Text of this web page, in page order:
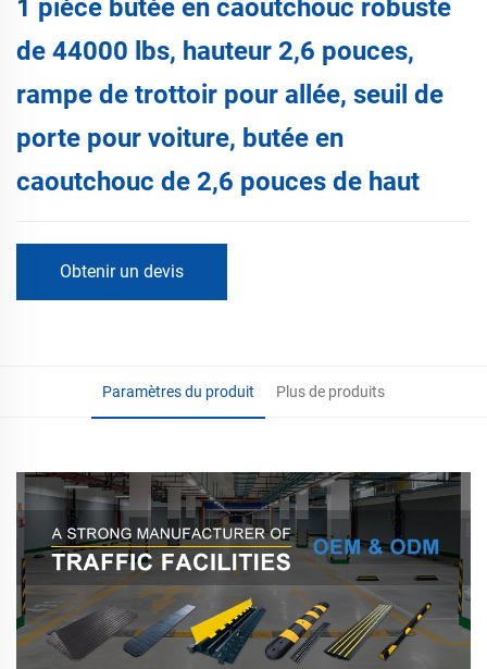
1 pièce butée en caoutchouc robuste
de 44000 lbs, hauteur 2,6 pouces,
rampe de trottoir pour allée, seuil de
porte pour voiture, butée en
caoutchouc de 2,6 pouces de haut
Obtenir un devis
Paramètres du produit Plus de produits